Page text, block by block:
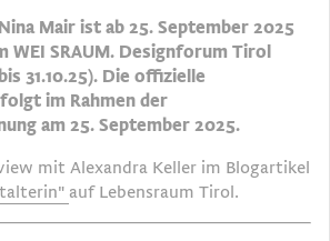
Mair ist ab 25. September 2025
WEI SRAUM. Designforum Tirol
31.10.25). Die offizielle
im Rahmen der
am 25. September 2025.
mit Alexandra Keller im Blogartikel
auf Lebensraum Tirol.